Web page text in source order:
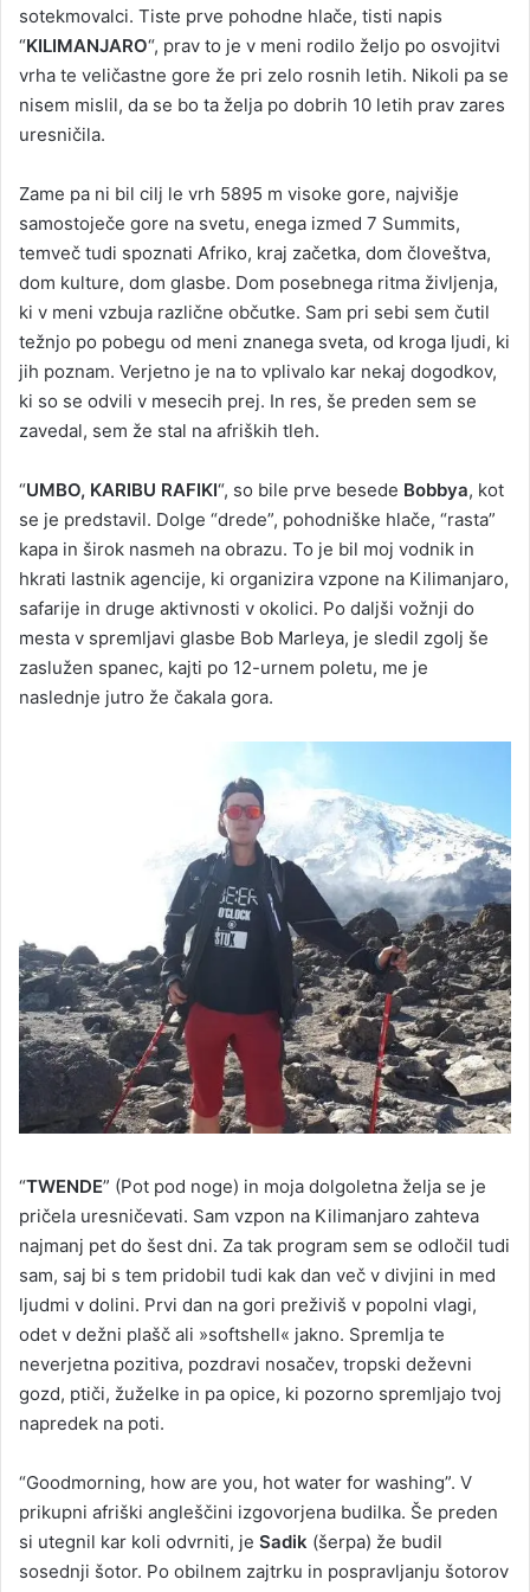
sotekmovalci. Tiste prve pohodne hlače, tisti napis
“KILIMANJARO“, prav to je v meni rodilo željo po osvojitvi
vrha te veličastne gore že pri zelo rosnih letih. Nikoli pa se
nisem mislil, da se bo ta želja po dobrih 10 letih prav zares
uresničila.
Zame pa ni bil cilj le vrh 5895 m visoke gore, najvišje
samostoječe gore na svetu, enega izmed 7 Summits,
temveč tudi spoznati Afriko, kraj začetka, dom človeštva,
dom kulture, dom glasbe. Dom posebnega ritma življenja,
ki v meni vzbuja različne občutke. Sam pri sebi sem čutil
težnjo po pobegu od meni znanega sveta, od kroga ljudi, ki
jih poznam. Verjetno je na to vplivalo kar nekaj dogodkov,
ki so se odvili v mesecih prej. In res, še preden sem se
zavedal, sem že stal na afriških tleh.
“UMBO, KARIBU RAFIKI“, so bile prve besede Bobbya, kot
se je predstavil. Dolge “drede”, pohodniške hlače, “rasta”
kapa in širok nasmeh na obrazu. To je bil moj vodnik in
hkrati lastnik agencije, ki organizira vzpone na Kilimanjaro,
safarije in druge aktivnosti v okolici. Po daljši vožnji do
mesta v spremljavi glasbe Bob Marleya, je sledil zgolj še
zaslužen spanec, kajti po 12-urnem poletu, me je
naslednje jutro že čakala gora.
“TWENDE” (Pot pod noge) in moja dolgoletna želja se je
pričela uresničevati. Sam vzpon na Kilimanjaro zahteva
najmanj pet do šest dni. Za tak program sem se odločil tudi
sam, saj bi s tem pridobil tudi kak dan več v divjini in med
ljudmi v dolini. Prvi dan na gori preživiš v popolni vlagi,
odet v dežni plašč ali »softshell« jakno. Spremlja te
neverjetna pozitiva, pozdravi nosačev, tropski deževni
gozd, ptiči, žuželke in pa opice, ki pozorno spremljajo tvoj
napredek na poti.
“Goodmorning, how are you, hot water for washing”. V
prikupni afriški angleščini izgovorjena budilka. Še preden
si utegnil kar koli odvrniti, je Sadik (šerpa) že budil
sosednji šotor. Po obilnem zajtrku in pospravljanju šotorov